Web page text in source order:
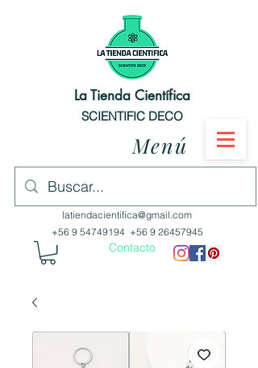
La Tienda Científica
SCIENTIFIC DECO
Menú
latiendacientifica@gmail.com
+56 9 54749194 +56 9 26457945
Contacto